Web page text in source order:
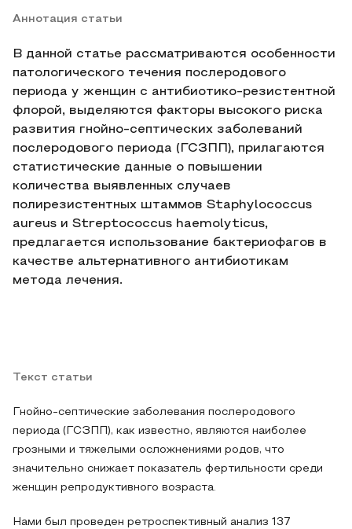
Аннотация статьи
В данной статье рассматриваются особенности
патологического течения послеродового
периода у женщин с антибиотико-резистентной
флорой, выделяются факторы высокого риска
развития гнойно-септических заболеваний
послеродового периода (ГСЗПП), прилагаются
статистические данные о повышении
количества выявленных случаев
полирезистентных штаммов Staphylococcus
aureus и Streptococcus haemolyticus,
предлагается использование бактериофагов в
качестве альтернативного антибиотикам
метода лечения.
Текст статьи
Гнойно-септические заболевания послеродового
периода (ГСЗПП), как известно, являются наиболее
грозными и тяжелыми осложнениями родов, что
значительно снижает показатель фертильности среди
женщин репродуктивного возраста.
Нами был проведен ретроспективный анализ 137